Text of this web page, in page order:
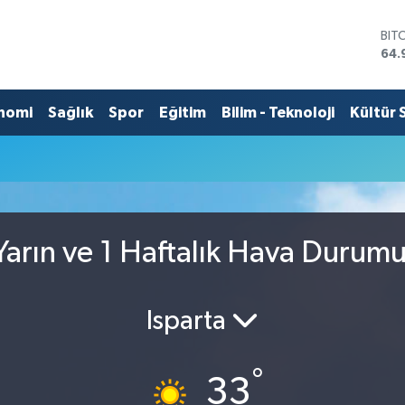
Sağlık Spor Eğitim Bilim - Teknoloji Kültür
ve 1 Haftalık Hava
Isparta
33°